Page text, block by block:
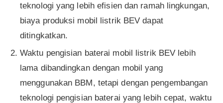
teknologi yang lebih efisien dan ramah lingkungan,
biaya produksi mobil listrik BEV dapat
ditingkatkan.
Waktu pengisian baterai mobil listrik BEV lebih
lama dibandingkan dengan mobil yang
menggunakan BBM, tetapi dengan pengembangan
teknologi pengisian baterai yang lebih cepat, waktu